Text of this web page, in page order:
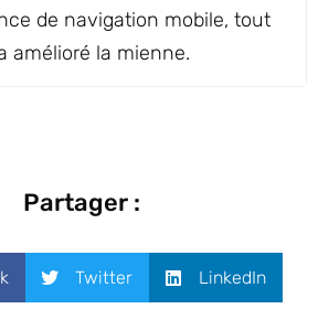
de navigation mobile, tout
amélioré la mienne.
Partager :
Twitter LinkedIn